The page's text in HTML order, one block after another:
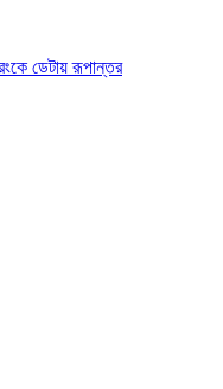
ডেটায় রূপান্তর